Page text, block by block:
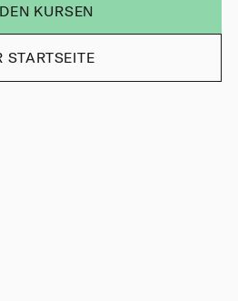
KURSEN
STARTSEITE